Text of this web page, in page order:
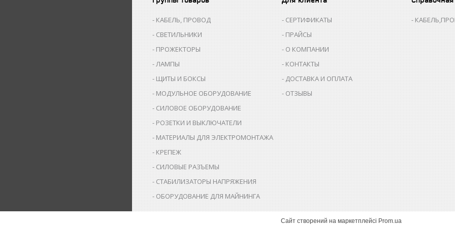
КАБЕЛЬ, ПРОВОД
СВЕТИЛЬНИКИ
ПРОЖЕКТОРЫ
ЛАМПЫ
ЩИТЫ И БОКСЫ
МОДУЛЬНОЕ ОБОРУДОВАНИЕ
СИЛОВОЕ ОБОРУДОВАНИЕ
РОЗЕТКИ И ВЫКЛЮЧАТЕЛИ
МАТЕРИАЛЫ ДЛЯ ЭЛЕКТРОМОНТАЖА
КРЕПЕЖ
СИЛОВЫЕ РАЗЪЕМЫ
СТАБИЛИЗАТОРЫ НАПРЯЖЕНИЯ
ОБОРУДОВАНИЕ ДЛЯ МАЙНИНГА
СЕРТИФИКАТЫ
ПРАЙСЫ
О КОМПАНИИ
КОНТАКТЫ
ДОСТАВКА И ОПЛАТА
ОТЗЫВЫ
Сайт створений на маркетплейсі Prom.ua